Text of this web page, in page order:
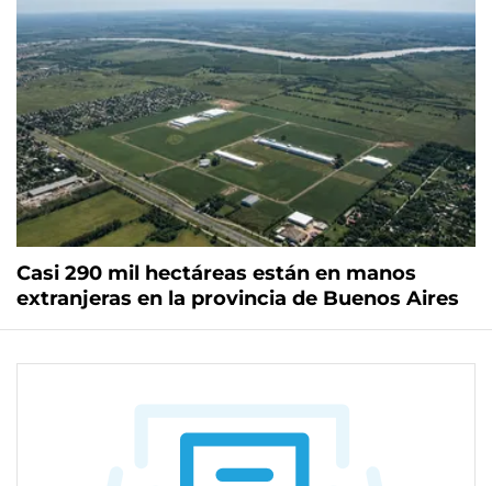
Casi 290 mil hectáreas están en manos
extranjeras en la provincia de Buenos Aires